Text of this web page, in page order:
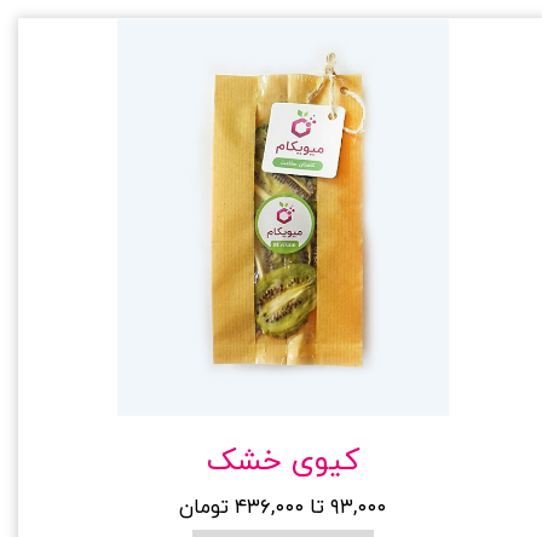
کیوی خشک
۹۳,۰۰۰ تا ۴۳۶,۰۰۰ تومان